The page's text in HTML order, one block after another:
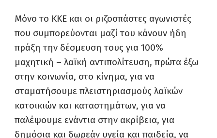
Μόνο το ΚΚΕ και οι ριζοσπάστες αγωνιστές
που συμπορεύονται μαζί του κάνουν ήδη
πράξη την δέσμευση τους για 100%
μαχητική – λαϊκή αντιπολίτευση, πρώτα έξω
στην κοινωνία, στο κίνημα, για να
σταματήσουμε πλειστηριασμούς λαϊκών
κατοικιών και καταστημάτων, για να
παλέψουμε ενάντια στην ακρίβεια, για
δημόσια και δωρεάν υγεία και παιδεία, να